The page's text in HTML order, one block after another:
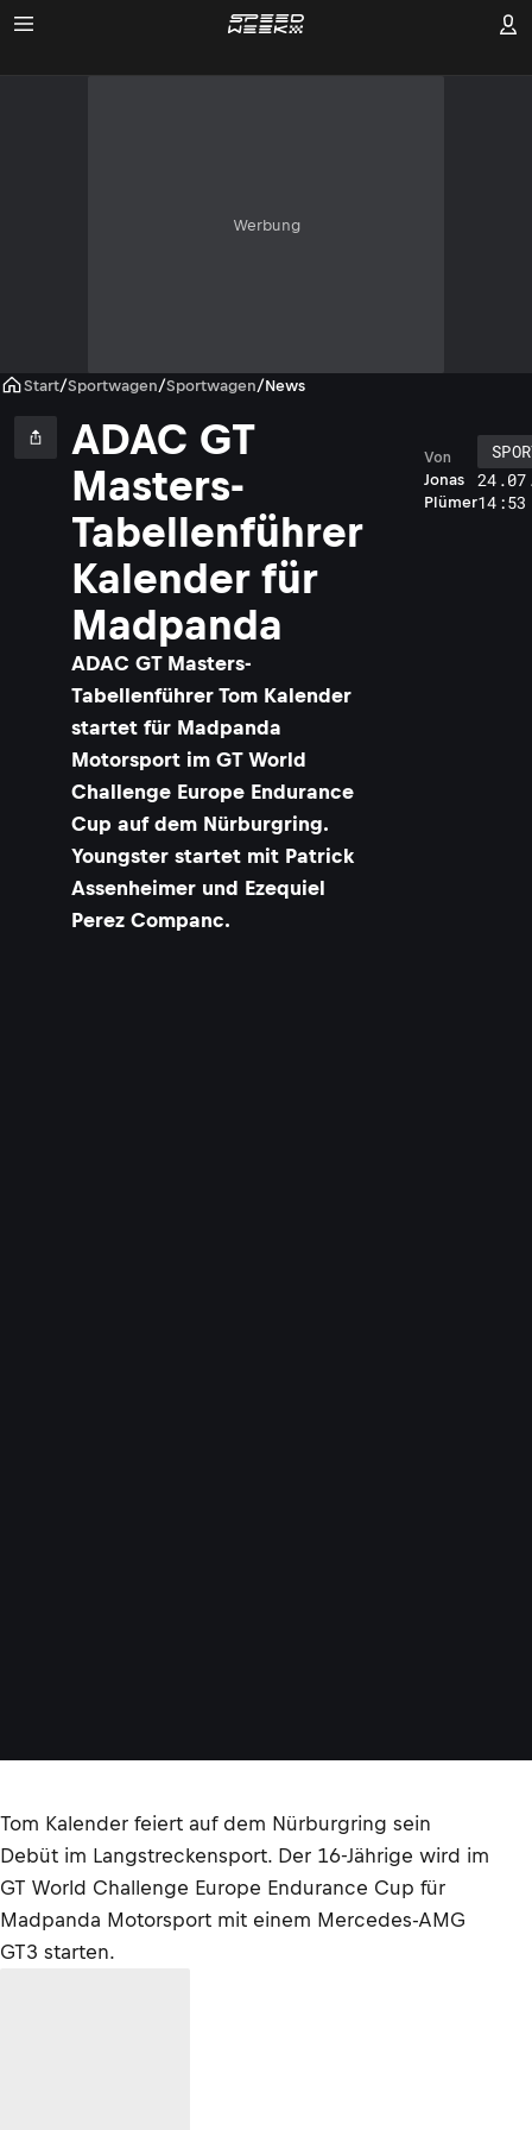
Werbung
Start/Sportwagen/Sportwagen/News
ADAC GT
Masters-
Tabellenführer
Kalender für
Madpanda
ADAC GT Masters-
Tabellenführer Tom Kalender
startet für Madpanda
Motorsport im GT World
Challenge Europe Endurance
Cup auf dem Nürburgring.
Youngster startet mit Patrick
Assenheimer und Ezequiel
Perez Companc.
Jonas
Plümer
Von
14:53
Tom Kalender feiert auf dem Nürburgring sein
Debüt im Langstreckensport. Der 16-Jährige wird im
GT World Challenge Europe Endurance Cup für
Madpanda Motorsport mit einem Mercedes-AMG
GT3 starten.